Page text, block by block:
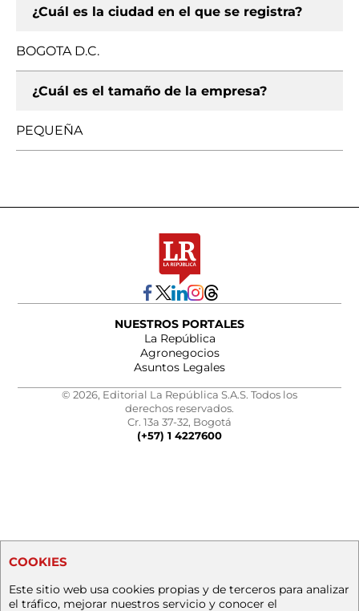
¿Cuál es la ciudad en el que se registra?
BOGOTA D.C.
¿Cuál es el tamaño de la empresa?
PEQUEÑA
NUESTROS PORTALES
La República
Agronegocios
Asuntos Legales
© 2026, Editorial La República S.A.S. Todos los
derechos reservados.
Cr. 13a 37-32, Bogotá
(+57) 1 4227600
COOKIES
Este sitio web usa cookies propias y de terceros para analizar
el tráfico, mejorar nuestros servicio y conocer el